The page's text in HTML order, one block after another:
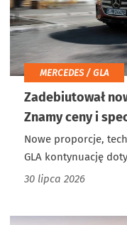
MERCEDES / GLA
Zadebiutował
Znamy ceny i
Nowe proporcje,
GLA kontynuację
30 lipca 2026